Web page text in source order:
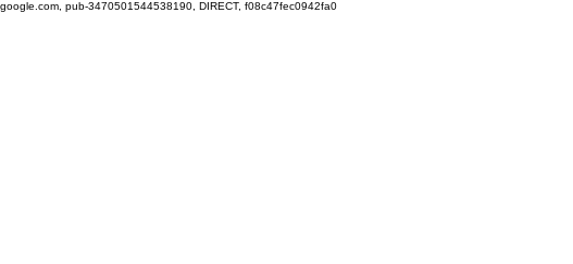
google.com, pub-3470501544538190, DIRECT, f08c47fec0942fa0